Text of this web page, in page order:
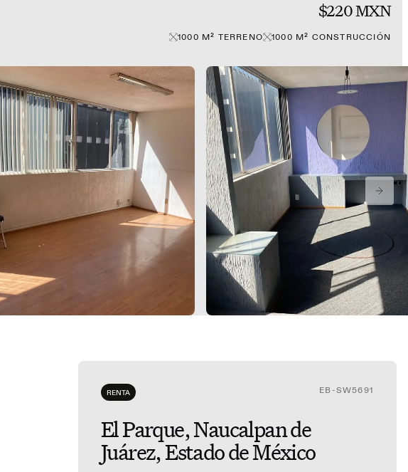
$220 MXN
1000 M² TERRENO 1000 M² CONSTRUCCIÓN
RENTA EB-SW5691
El Parque, Naucalpan de
Juárez, Estado de México